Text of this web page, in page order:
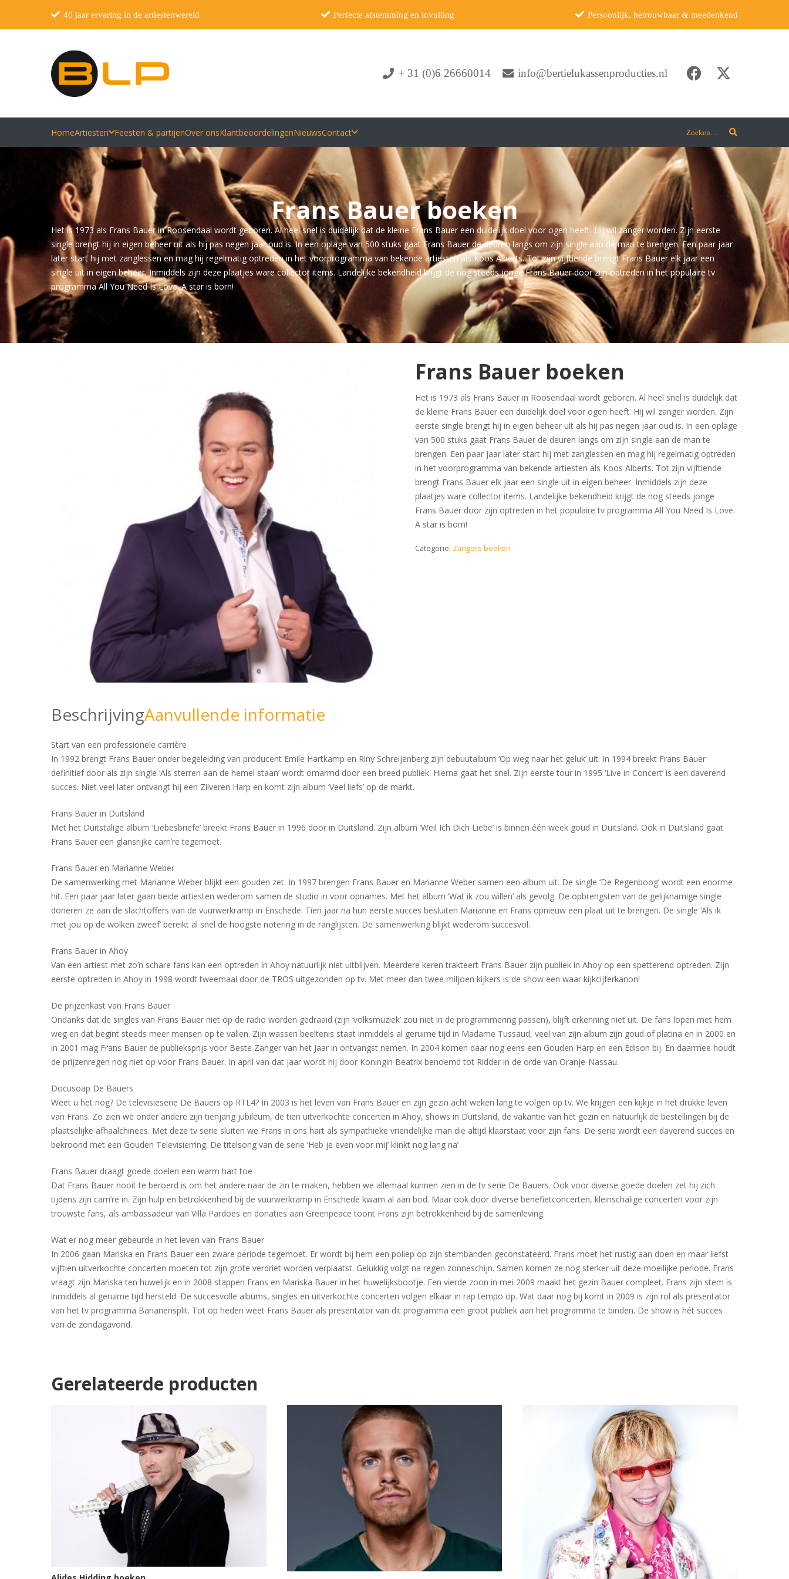
40 jaar ervaring in de artiestenwereld Perfecte afstemming en invulling Persoonlijk, betrouwbaar & meedenkend
+ 31 (0)6 26660014 info@bertielukassenproducties.nl
HomeArtiesten Feesten & partijenOver onsKlantbeoordelingenNieuwsContact Zoeken…
Frans Bauer boeken
Het is 1973 als Frans Bauer in Roosendaal wordt geboren. Al heel snel is duidelijk dat de kleine Frans Bauer een duidelijk doel voor ogen heeft. Hij wil zanger worden. Zijn eerste
single brengt hij in eigen beheer uit als hij pas negen jaar oud is. In een oplage van 500 stuks gaat Frans Bauer de deuren langs om zijn single aan de man te brengen. Een paar jaar
later start hij met zanglessen en mag hij regelmatig optreden in het voorprogramma van bekende artiesten als Koos Alberts. Tot zijn vijftiende brengt Frans Bauer elk jaar een
single uit in eigen beheer. Inmiddels zijn deze plaatjes ware collector items. Landelijke bekendheid krijgt de nog steeds jonge Frans Bauer door zijn optreden in het populaire tv
programma All You Need Is Love. A star is born!
Frans Bauer boeken
Het is 1973 als Frans Bauer in Roosendaal wordt geboren. Al heel snel is duidelijk dat
de kleine Frans Bauer een duidelijk doel voor ogen heeft. Hij wil zanger worden. Zijn
eerste single brengt hij in eigen beheer uit als hij pas negen jaar oud is. In een oplage
van 500 stuks gaat Frans Bauer de deuren langs om zijn single aan de man te
brengen. Een paar jaar later start hij met zanglessen en mag hij regelmatig optreden
in het voorprogramma van bekende artiesten als Koos Alberts. Tot zijn vijftiende
brengt Frans Bauer elk jaar een single uit in eigen beheer. Inmiddels zijn deze
plaatjes ware collector items. Landelijke bekendheid krijgt de nog steeds jonge
Frans Bauer door zijn optreden in het populaire tv programma All You Need Is Love.
A star is born!
Categorie: Zangers boeken
BeschrijvingAanvullende informatie
Start van een professionele carrière
In 1992 brengt Frans Bauer onder begeleiding van producent Emile Hartkamp en Riny Schreijenberg zijn debuutalbum ‘Op weg naar het geluk’ uit. In 1994 breekt Frans Bauer
definitief door als zijn single ‘Als sterren aan de hemel staan’ wordt omarmd door een breed publiek. Hierna gaat het snel. Zijn eerste tour in 1995 ‘Live in Concert’ is een daverend
succes. Niet veel later ontvangt hij een Zilveren Harp en komt zijn album ‘Veel liefs’ op de markt.
Frans Bauer in Duitsland
Met het Duitstalige album ‘Liebesbriefe’ breekt Frans Bauer in 1996 door in Duitsland. Zijn album ‘Weil Ich Dich Liebe’ is binnen één week goud in Duitsland. Ook in Duitsland gaat
Frans Bauer een glansrijke carri’re tegemoet.
Frans Bauer en Marianne Weber
De samenwerking met Marianne Weber blijkt een gouden zet. In 1997 brengen Frans Bauer en Marianne Weber samen een album uit. De single ‘De Regenboog’ wordt een enorme
hit. Een paar jaar later gaan beide artiesten wederom samen de studio in voor opnames. Met het album ‘Wat ik zou willen’ als gevolg. De opbrengsten van de gelijknamige single
doneren ze aan de slachtoffers van de vuurwerkramp in Enschede. Tien jaar na hun eerste succes besluiten Marianne en Frans opnieuw een plaat uit te brengen. De single ‘Als ik
met jou op de wolken zweef’ bereikt al snel de hoogste notering in de ranglijsten. De samenwerking blijkt wederom succesvol.
Frans Bauer in Ahoy
Van een artiest met zo’n schare fans kan een optreden in Ahoy natuurlijk niet uitblijven. Meerdere keren trakteert Frans Bauer zijn publiek in Ahoy op een spetterend optreden. Zijn
eerste optreden in Ahoy in 1998 wordt tweemaal door de TROS uitgezonden op tv. Met meer dan twee miljoen kijkers is de show een waar kijkcijferkanon!
De prijzenkast van Frans Bauer
Ondanks dat de singles van Frans Bauer niet op de radio worden gedraaid (zijn ‘volksmuziek’ zou niet in de programmering passen), blijft erkenning niet uit. De fans lopen met hem
weg en dat begint steeds meer mensen op te vallen. Zijn wassen beeltenis staat inmiddels al geruime tijd in Madame Tussaud, veel van zijn album zijn goud of platina en in 2000 en
in 2001 mag Frans Bauer de publieksprijs voor Beste Zanger van het Jaar in ontvangst nemen. In 2004 komen daar nog eens een Gouden Harp en een Edison bij. En daarmee houdt
de prijzenregen nog niet op voor Frans Bauer. In april van dat jaar wordt hij door Koningin Beatrix benoemd tot Ridder in de orde van Oranje-Nassau.
Docusoap De Bauers
Weet u het nog? De televisieserie De Bauers op RTL4? In 2003 is het leven van Frans Bauer en zijn gezin acht weken lang te volgen op tv. We krijgen een kijkje in het drukke leven
van Frans. Zo zien we onder andere zijn tienjarig jubileum, de tien uitverkochte concerten in Ahoy, shows in Duitsland, de vakantie van het gezin en natuurlijk de bestellingen bij de
plaatselijke afhaalchinees. Met deze tv serie sluiten we Frans in ons hart als sympathieke vriendelijke man die altijd klaarstaat voor zijn fans. De serie wordt een daverend succes en
bekroond met een Gouden Televisierring. De titelsong van de serie ‘Heb je even voor mij’ klinkt nog lang na’
Frans Bauer draagt goede doelen een warm hart toe
Dat Frans Bauer nooit te beroerd is om het andere naar de zin te maken, hebben we allemaal kunnen zien in de tv serie De Bauers. Ook voor diverse goede doelen zet hij zich
tijdens zijn carri’re in. Zijn hulp en betrokkenheid bij de vuurwerkramp in Enschede kwam al aan bod. Maar ook door diverse benefietconcerten, kleinschalige concerten voor zijn
trouwste fans, als ambassadeur van Villa Pardoes en donaties aan Greenpeace toont Frans zijn betrokkenheid bij de samenleving.
Wat er nog meer gebeurde in het leven van Frans Bauer
In 2006 gaan Mariska en Frans Bauer een zware periode tegemoet. Er wordt bij hem een poliep op zijn stembanden geconstateerd. Frans moet het rustig aan doen en maar liefst
vijftien uitverkochte concerten moeten tot zijn grote verdriet worden verplaatst. Gelukkig volgt na regen zonneschijn. Samen komen ze nog sterker uit deze moeilijke periode. Frans
vraagt zijn Mariska ten huwelijk en in 2008 stappen Frans en Mariska Bauer in het huwelijksbootje. Een vierde zoon in mei 2009 maakt het gezin Bauer compleet. Frans zijn stem is
inmiddels al geruime tijd hersteld. De succesvolle albums, singles en uitverkochte concerten volgen elkaar in rap tempo op. Wat daar nog bij komt in 2009 is zijn rol als presentator
van het tv programma Bananensplit. Tot op heden weet Frans Bauer als presentator van dit programma een groot publiek aan het programma te binden. De show is hét succes
van de zondagavond.
Gerelateerde producten